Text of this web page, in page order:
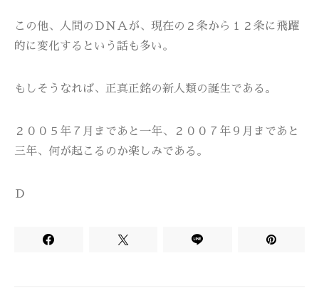
この他、人間のＤＮＡが、現在の２条から１２条に飛躍
的に変化するという話も多い。
もしそうなれば、正真正銘の新人類の誕生である。
２００５年７月まであと一年、２００７年９月まであと
三年、何が起こるのか楽しみである。
Ｄ